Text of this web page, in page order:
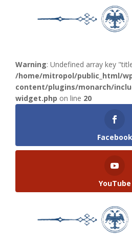
Warning: Undefined array key
/home/mitropol/public_html/
content/plugins/monarch/
widget.php on line 20
Facebook
YouTube